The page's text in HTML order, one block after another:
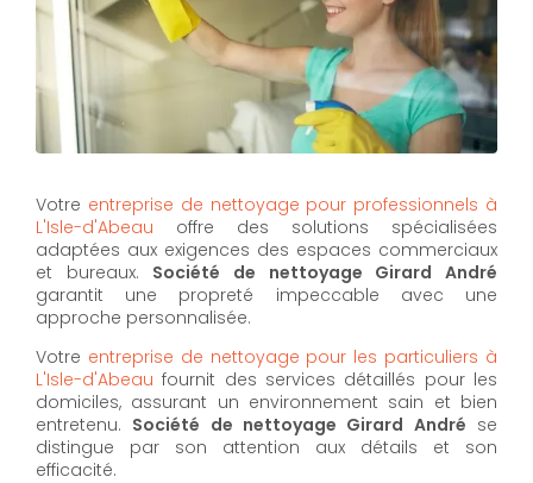
Votre entreprise de nettoyage pour professionnels à
L'Isle-d'Abeau offre des solutions spécialisées
adaptées aux exigences des espaces commerciaux
et bureaux. Société de nettoyage Girard André
garantit une propreté impeccable avec une
approche personnalisée.
Votre entreprise de nettoyage pour les particuliers à
L'Isle-d'Abeau fournit des services détaillés pour les
domiciles, assurant un environnement sain et bien
entretenu. Société de nettoyage Girard André se
distingue par son attention aux détails et son
efficacité.